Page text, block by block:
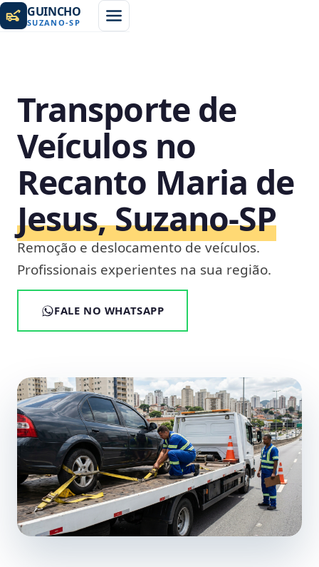
GUINCHO
SUZANO-SP
Transporte de
Veículos no
Recanto Maria de
Jesus, Suzano‑SP
Remoção e deslocamento de veículos.
Profissionais experientes na sua região.
FALE NO WHATSAPP